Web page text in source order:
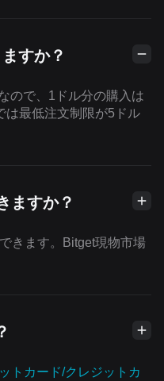
すか？
ので、1ドル分の購入は
は最低注文制限が5ドル
ますか？
きます。Bitget現物市場
トカード/クレジットカ